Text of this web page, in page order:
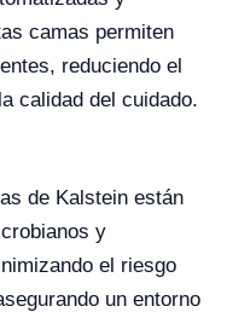
camas permiten
reduciendo el
calidad del cuidado.
de Kalstein están
y
el riesgo
un entorno